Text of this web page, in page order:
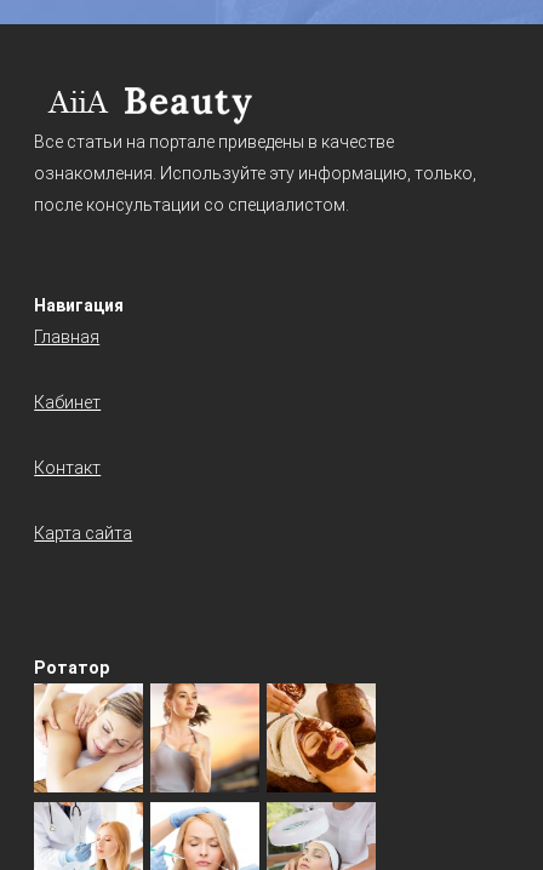
Все статьи на портале приведены в качестве
ознакомления. Используйте эту информацию, только,
после консультации со специалистом.
Навигация
Главная
Кабинет
Контакт
Карта сайта
Ротатор